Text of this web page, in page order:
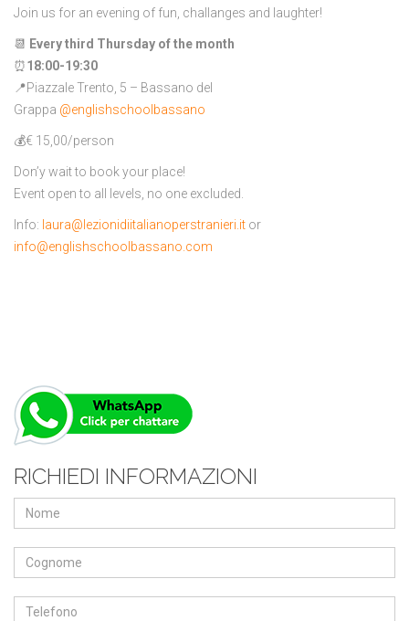
Join us for an evening of fun, challanges and laughter!
📆 Every third Thursday of the month
⏰18:00-19:30
📍Piazzale Trento, 5 – Bassano del
Grappa @englishschoolbassano
💰€ 15,00/person
Don’y wait to book your place!
Event open to all levels, no one excluded.
Info: laura@lezionidiitalianoperstranieri.it or
info@englishschoolbassano.com
RICHIEDI INFORMAZIONI